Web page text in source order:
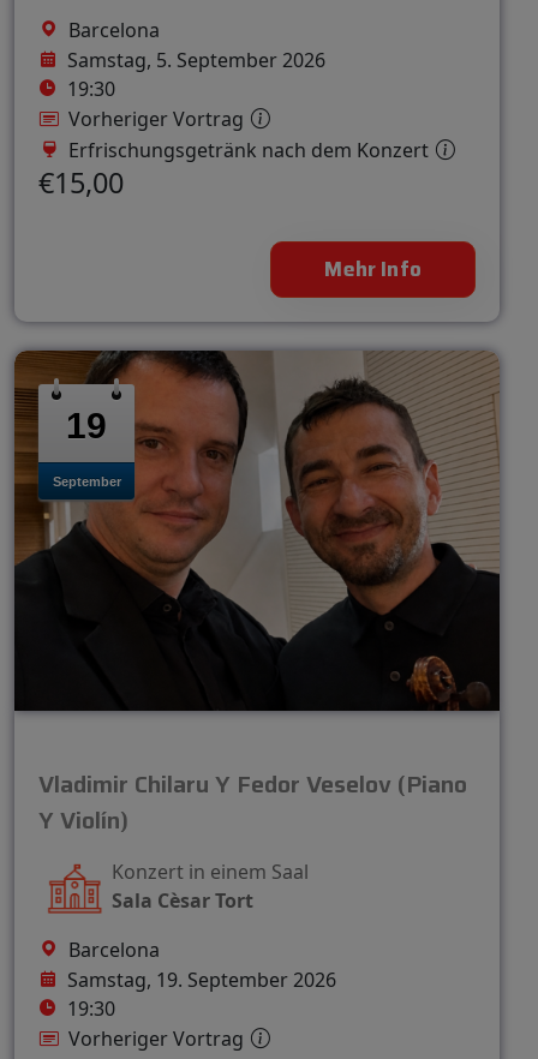
Barcelona
Samstag, 5. September 2026
19:30
Vorheriger Vortrag
Erfrischungsgetränk nach dem Konzert
€15,00
Mehr Info
19
September
Vladimir Chilaru Y Fedor Veselov (Piano
Y Violín)
Konzert in einem Saal
Sala Cèsar Tort
Barcelona
Samstag, 19. September 2026
19:30
Vorheriger Vortrag